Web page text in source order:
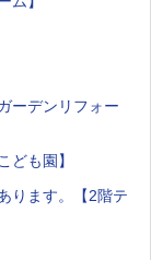
ーデンリフォー
ども園】
ります。【2階テ